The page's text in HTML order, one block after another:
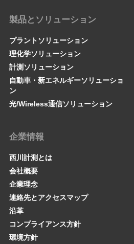
製品とソリューション
プラントソリューション
理化学ソリューション
計測ソリューション
自動車・新エネルギーソリューショ
ン
光/Wireless通信ソリューション
企業情報
西川計測とは
会社概要
企業理念
連絡先とアクセスマップ
沿革
コンプライアンス方針
環境方針